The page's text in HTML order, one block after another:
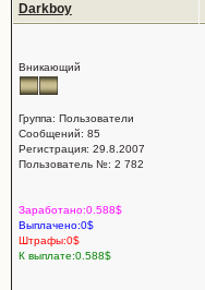
Darkboy
Вникающий
Группа: Пользователи
Сообщений: 85
Регистрация: 29.8.2007
Пользователь №: 2 782
Заработано:0.588$
Выплачено:0$
Штрафы:0$
К выплате:0.588$